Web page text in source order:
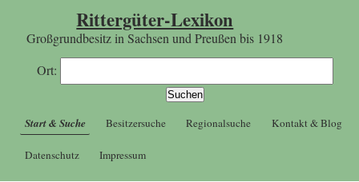
Rittergüter-Lexikon
Großgrundbesitz in Sachsen und Preußen bis 1918
Ort:
Start & Suche Besitzersuche Regionalsuche Kontakt & Blog
Datenschutz Impressum